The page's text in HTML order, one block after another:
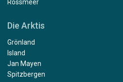
Rossmeer
Die Arktis
Grönland
Island
Jan Mayen
Spitzbergen